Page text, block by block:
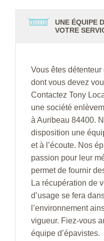
UNE ÉQUIPE
VOTRE
Vous êtes détenteur
dont vous devez
Contactez Tony
une société
à Auribeau 84400.
disposition une
et à l’écoute. Nos
passion pour leur
permet de fournir
La récupération de
d’usage se fera
l’environnement
vigueur. Fiez-vous
équipe d’épavistes.